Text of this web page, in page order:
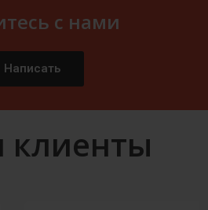
с нами
Написать